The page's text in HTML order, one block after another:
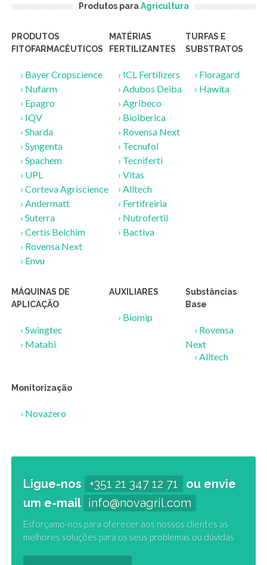
Produtos paraAgricultura
PRODUTOS
FITOFARMACÊUTICOS
› Bayer Cropscience
› Nufarm
› Epagro
› IQV
›Sharda
›Syngenta
›Spachem
› UPL
›Corteva Agriscience
› Andermatt
›Suterra
›Certis Belchim
› Rovensa Next
› Envu
MATÉRIAS
FERTILIZANTES
› ICL Fertilizers
› Adubos Deiba
› Agribeco
› Bioiberica
› Rovensa Next
› Tecnufol
› Tecniferti
›Vitas
› Alltech
› Fertifreiria
› Nutrofertil
› Bactiva
TURFAS E
SUBSTRATOS
› Floragard
› Hawita
MÁQUINAS DE
APLICAÇÃO
›Swingtec
› Matabi
AUXILIARES
› Biomip
Substâncias
Base
› Rovensa
Next
› Alltech
Monitorização
› Novazero
Ligue-nos +351 21 347 12 71
ou envie
um e-mail info@novagril.com
Esforçamo-nos para oferecer aos nossos clientes as
melhores soluções para os seus problemas ou dúvidas